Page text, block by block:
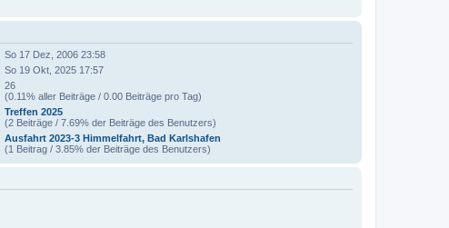
So 17 Dez, 2006 23:58
So 19 Okt, 2025 17:57
26
(0.11% aller Beiträge / 0.00 Beiträge pro Tag)
Treffen 2025
(2 Beiträge / 7.69% der Beiträge des Benutzers)
Ausfahrt 2023-3 Himmelfahrt, Bad Karlshafen
(1 Beitrag / 3.85% der Beiträge des Benutzers)